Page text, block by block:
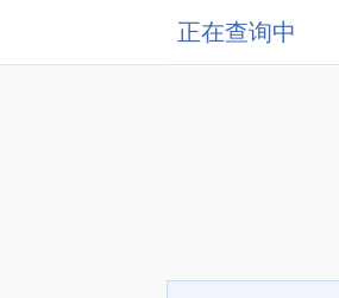
正在查询中